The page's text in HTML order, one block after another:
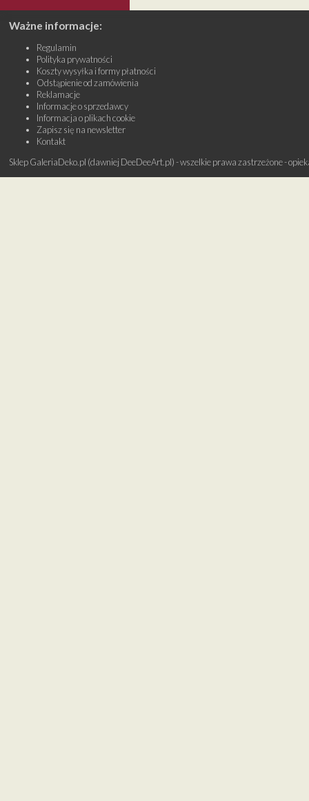
Ważne informacje:
Regulamin
Polityka prywatności
Koszty wysyłka i formy płatności
Odstąpienie od zamówienia
Reklamacje
Informacje o sprzedawcy
Informacja o plikach cookie
Zapisz się na newsletter
Kontakt
Sklep GaleriaDeko.pl (dawniej DeeDeeArt.pl) - wszelkie prawa zastrzeżone -